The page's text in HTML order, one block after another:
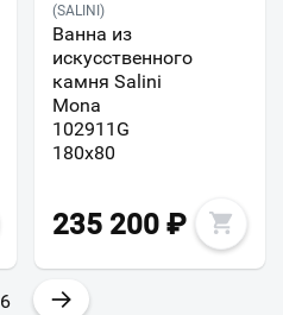
(SALINI)
Ванна из
искусственного
камня Salini
Mona
102911G
180х80
235 200 ₽
6 →